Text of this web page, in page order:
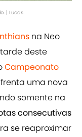
| Lucas
na Neo
deste
Campeonato
uma nova
somente na
consecutivas
se reaproximar